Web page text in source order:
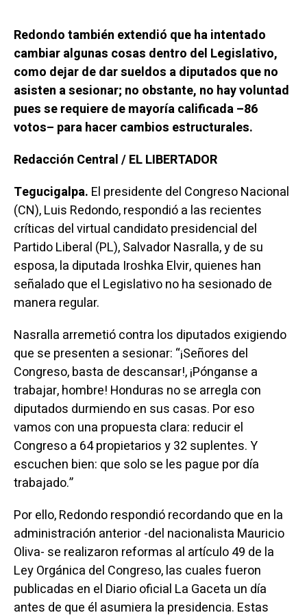
Redondo también extendió que ha intentado
cambiar algunas cosas dentro del Legislativo,
como dejar de dar sueldos a diputados que no
asisten a sesionar; no obstante, no hay voluntad
pues se requiere de mayoría calificada –86
votos– para hacer cambios estructurales.
Redacción Central / EL LIBERTADOR
Tegucigalpa. El presidente del Congreso Nacional
(CN), Luis Redondo, respondió a las recientes
críticas del virtual candidato presidencial del
Partido Liberal (PL), Salvador Nasralla, y de su
esposa, la diputada Iroshka Elvir, quienes han
señalado que el Legislativo no ha sesionado de
manera regular.
Nasralla arremetió contra los diputados exigiendo
que se presenten a sesionar: “¡Señores del
Congreso, basta de descansar!, ¡Pónganse a
trabajar, hombre! Honduras no se arregla con
diputados durmiendo en sus casas. Por eso
vamos con una propuesta clara: reducir el
Congreso a 64 propietarios y 32 suplentes. Y
escuchen bien: que solo se les pague por día
trabajado.”
Por ello, Redondo respondió recordando que en la
administración anterior -del nacionalista Mauricio
Oliva- se realizaron reformas al artículo 49 de la
Ley Orgánica del Congreso, las cuales fueron
publicadas en el Diario oficial La Gaceta un día
antes de que él asumiera la presidencia. Estas